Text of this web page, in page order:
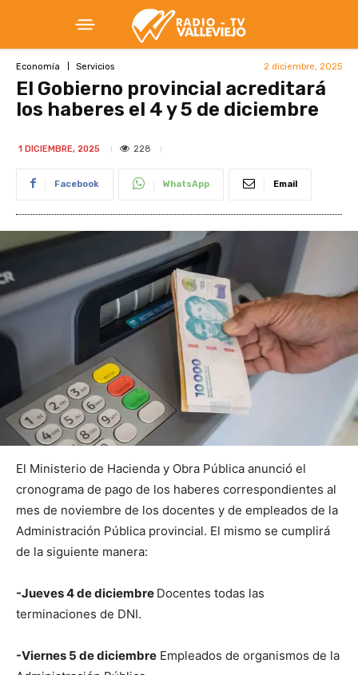
Economía Servicios 2 diciembre, 2025
El Gobierno provincial acreditará
los haberes el 4 y 5 de diciembre
1 DICIEMBRE, 2025 228
Facebook WhatsApp Email
El Ministerio de Hacienda y Obra Pública anunció el
cronograma de pago de los haberes correspondientes al
mes de noviembre de los docentes y de empleados de la
Administración Pública provincial. El mismo se cumplirá
de la siguiente manera:
-Jueves 4 de diciembre Docentes todas las
terminaciones de DNI.
-Viernes 5 de diciembre Empleados de organismos de la